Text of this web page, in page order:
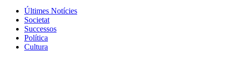
Últimes Notícies
Societat
Successos
Política
Cultura